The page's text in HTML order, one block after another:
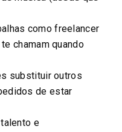
como freelancer
chamam quando
substituir outros
de estar
e